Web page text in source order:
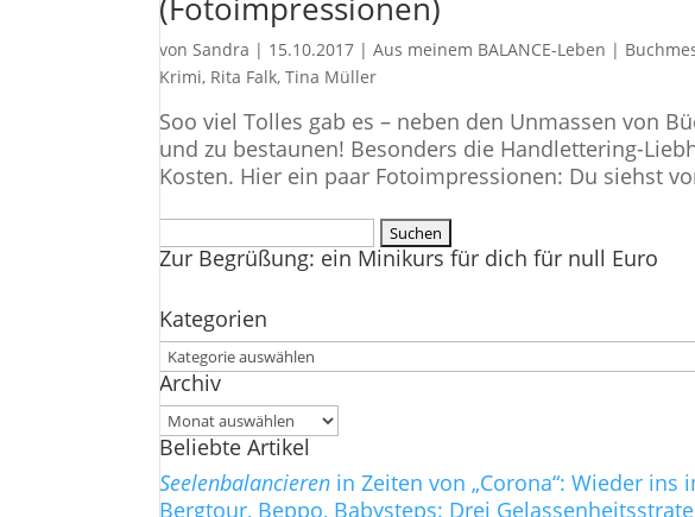
vonSandra | 15.10.2017 |Aus meinem BALANCE-Leben |
Krimi, Rita Falk,Tina Müller
Soo viel Tolles gab es – neben den Unmassen von
und zu bestaunen! Besonders die Handlettering-
Kosten. Hier ein paar Fotoimpressionen: Du siehst
nach:
Zur Begrüßung: ein Minikurs für dich für null Euro
Kategorien
Kategorien
Archiv
Archiv
Beliebte Artikel
Seelenbalancieren in Zeiten von „Corona“: Wieder ins
Bergtour, Beppo, Babysteps: Drei